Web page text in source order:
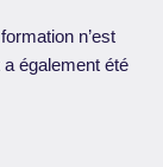
n’est
également été